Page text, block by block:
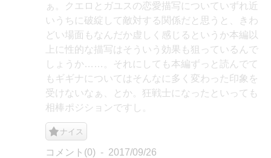
ぁ。クエロとガユスの恋愛描写についていずれ近
いうちに破綻して敵対する関係だと思うと、きわ
どい場面もなんだか虚しく感じるというか本編以
上に性的な描写はそういう効果も狙っているんで
しょうか……。それにしても本編ずっと読んでて
もギギナについてはそんなに多く変わった印象を
受けないなぁ、とか。狂戦士になったといっても
相棒ポジションですし。
ナイス
コメント(0) 2017/09/26